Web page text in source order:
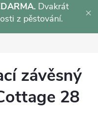
Dvakrát
z pěstování.
závěsný
28